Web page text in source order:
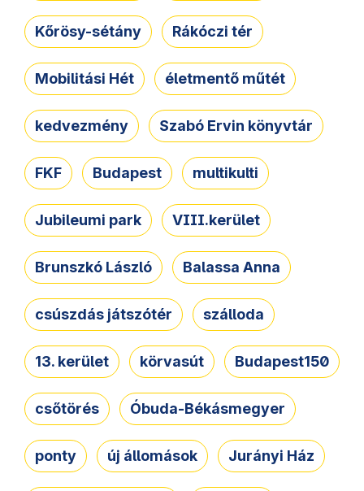
Kőrösy-sétány Rákóczi tér
Mobilitási Hét életmentő műtét
kedvezmény Szabó Ervin könyvtár
FKF Budapest multikulti
Jubileumi park VIII.kerület
Brunszkó László Balassa Anna
csúszdás játszótér szálloda
13. kerület körvasút Budapest150
csőtörés Óbuda-Békásmegyer
ponty új állomások Jurányi Ház